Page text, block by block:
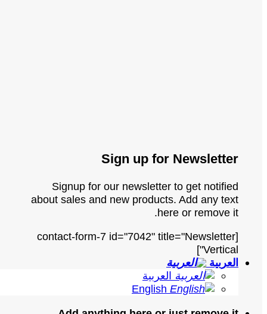
Sign up for Newsletter
Signup for our newsletter to get notified
about sales and new products. Add any text
here or remove it.
[contact-form-7 id="7042" title="Newsletter
Vertical"]
العربية
العربية